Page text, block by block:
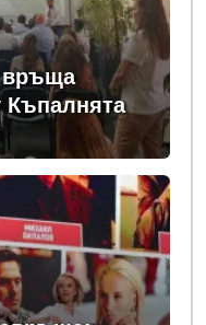
връща
Къпалнята